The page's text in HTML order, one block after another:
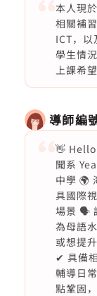
本人現
相關補
ICT，
學生情
上課希
導師編
👋
聞系
中學 🌍
具國際
場景 🗣️
為母語
或想提
✔ 具備
輔導日
點鞏固